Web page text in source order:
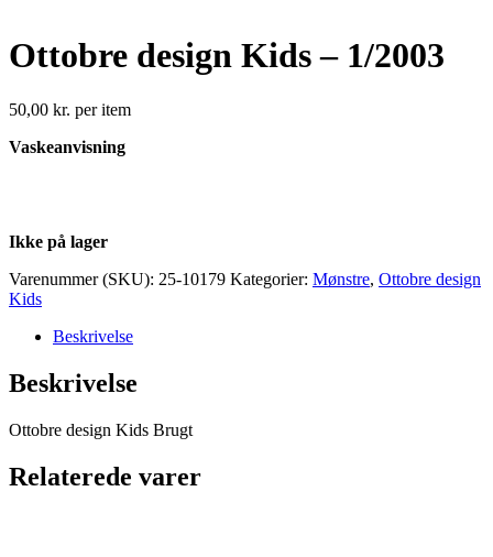
Ottobre design Kids – 1/2003
50,00 kr. per item
Vaskeanvisning
Ikke på lager
Varenummer (SKU): 25-10179 Kategorier: Mønstre, Ottobre design
Kids
Beskrivelse
Beskrivelse
Ottobre design Kids Brugt
Relaterede varer